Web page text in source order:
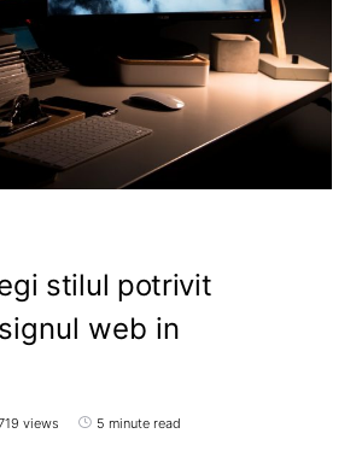
stilul potrivit
web in
views 5 minute read